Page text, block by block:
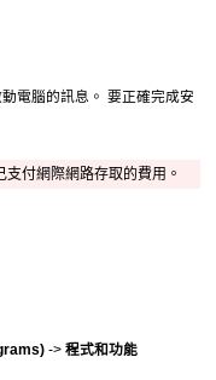
電腦的訊息。 要正確完成安
付網際網路存取的費用。
->程式和功能